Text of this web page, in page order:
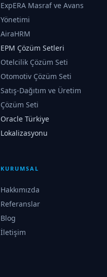
ExpERA Masraf ve Avans
Yönetimi
AiraHRM
EPM Çözüm Setleri
Otelcilik Çözüm Seti
Otomotiv Çözüm Seti
Satış-Dağıtım ve Üretim
Çözüm Seti
Oracle Türkiye
Lokalizasyonu
KURUMSAL
Hakkımızda
Referanslar
Blog
İletişim